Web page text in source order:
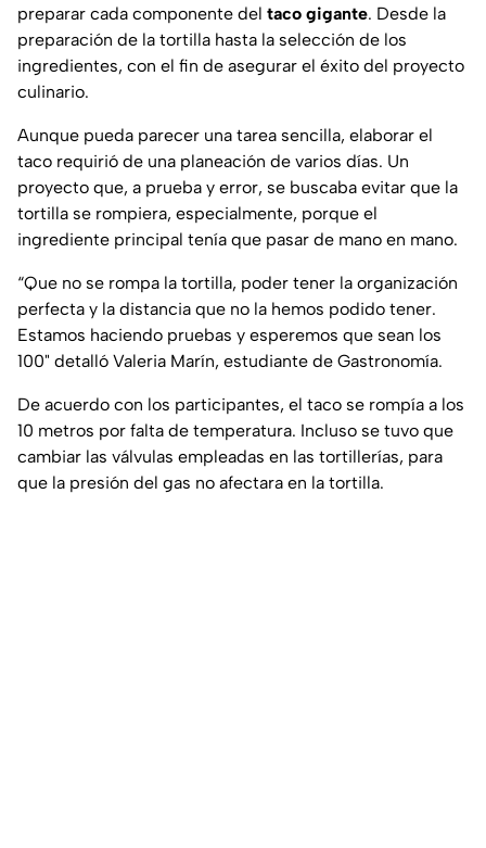
preparar cada componente del taco gigante. Desde la
preparación de la tortilla hasta la selección de los
ingredientes, con el fin de asegurar el éxito del proyecto
culinario.
Aunque pueda parecer una tarea sencilla, elaborar el
taco requirió de una planeación de varios días. Un
proyecto que, a prueba y error, se buscaba evitar que la
tortilla se rompiera, especialmente, porque el
ingrediente principal tenía que pasar de mano en mano.
“Que no se rompa la tortilla, poder tener la organización
perfecta y la distancia que no la hemos podido tener.
Estamos haciendo pruebas y esperemos que sean los
100" detalló Valeria Marín, estudiante de Gastronomía.
De acuerdo con los participantes, el taco se rompía a los
10 metros por falta de temperatura. Incluso se tuvo que
cambiar las válvulas empleadas en las tortillerías, para
que la presión del gas no afectara en la tortilla.